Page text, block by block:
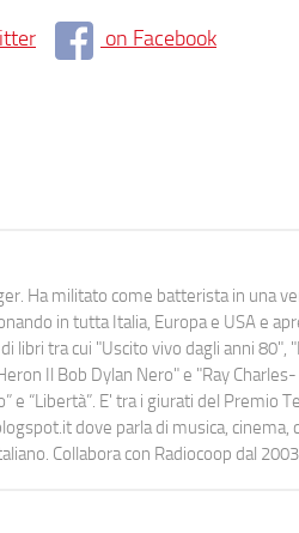
on Facebook
Ha militato come batterista in una
in tutta Italia, Europa e USA e
libri tra cui "Uscito vivo dagli anni 80",
Il Bob Dylan Nero" e "Ray
e “Libertà”. E' tra i giurati del Premio
dove parla di musica,
Collabora con Radiocoop dal 2003.